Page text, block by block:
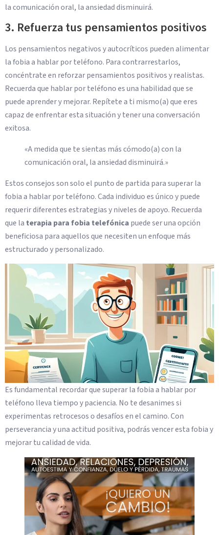
la comunicación oral, la ansiedad disminuirá.
3. Refuerza tus pensamientos positivos
Los pensamientos negativos y autocríticos pueden alimentar
la fobia a hablar por teléfono. Para contrarrestarlos,
concéntrate en reforzar pensamientos positivos y realistas.
Recuerda que hablar por teléfono es una habilidad que se
puede aprender y mejorar. Repítete a ti mismo(a) que eres
capaz de enfrentar esta situación y tener una conversación
exitosa.
«A medida que te sientas más cómodo(a) con la
comunicación oral, la ansiedad disminuirá.»
Estos consejos son solo el punto de partida para superar la
fobia a hablar por teléfono. Cada individuo es único y puede
requerir diferentes estrategias y niveles de apoyo. Recuerda
que la terapia para fobia telefónica puede ser una opción
beneficiosa para aquellos que necesiten un enfoque más
estructurado y personalizado.
Es fundamental recordar que superar la fobia a hablar por
teléfono lleva tiempo y paciencia. No te desanimes si
experimentas retrocesos o desafíos en el camino. Con
perseverancia y una actitud positiva, podrás vencer esta fobia y
mejorar tu calidad de vida.